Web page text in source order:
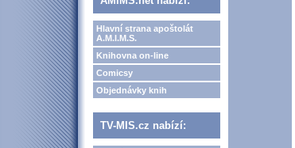
Hlavní strana apoštolát
A.M.I.M.S.
Knihovna on-line
Comicsy
Objednávky knih
TV-MIS.cz nabízí: